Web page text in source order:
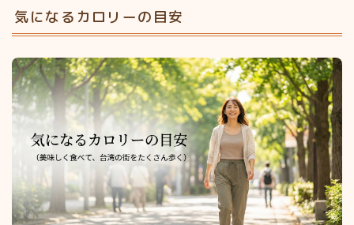
気になるカロリーの目安